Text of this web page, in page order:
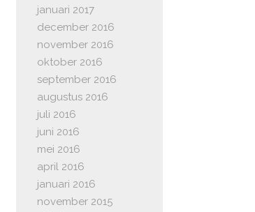
januari 2017
december 2016
november 2016
oktober 2016
september 2016
augustus 2016
juli 2016
juni 2016
mei 2016
april 2016
januari 2016
november 2015